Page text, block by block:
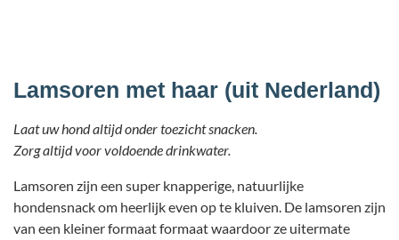
Lamsoren met haar (uit Nederland)
Laat uw hond altijd onder toezicht snacken.
Zorg altijd voor voldoende drinkwater.
Lamsoren zijn een super knapperige, natuurlijke
hondensnack om heerlijk even op te kluiven. De lamsoren zijn
van een kleiner formaat formaat waardoor ze uitermate